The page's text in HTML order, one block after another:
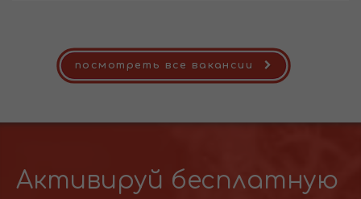
посмотреть все вакансии
Активируй бесплатную